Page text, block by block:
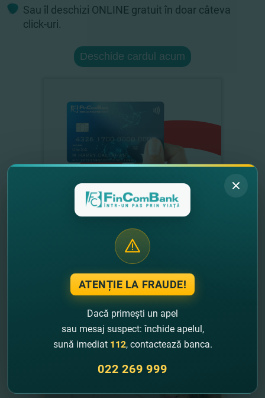
Sau îl deschizi ONLINE gratuit în doar câteva
click-uri.
Deschide cardul acum
ALTE PRODUSE ONLINE:
ATENȚIE LA FRAUDE!
Dacă primești un apel
sau mesaj suspect: închide apelul,
sună imediat 112, contactează banca.
022 269 999